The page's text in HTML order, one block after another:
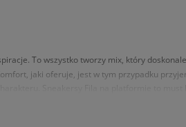
To wszystko tworzy mix, który
jaki oferuje, jest w tym przypadku
trwałej skóryi oddychającego materiału